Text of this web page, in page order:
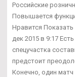
Российские
Повышается
Нравится
дек 2015 в 9:17
спецучастка
предстоит
Конечно, один матч